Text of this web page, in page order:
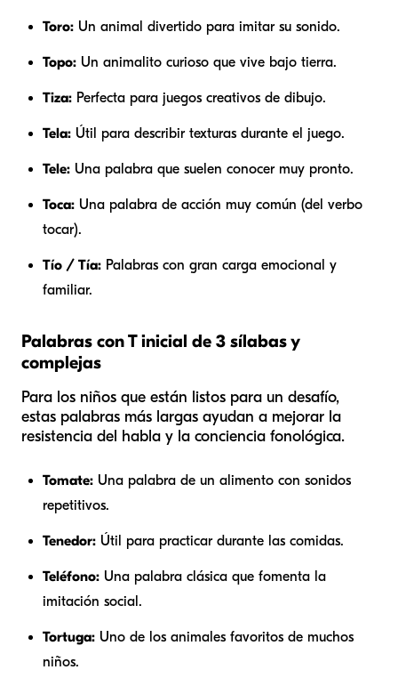
Toro: Un animal divertido para imitar su sonido.
Topo: Un animalito curioso que vive bajo tierra.
Tiza: Perfecta para juegos creativos de dibujo.
Tela: Útil para describir texturas durante el juego.
Tele: Una palabra que suelen conocer muy pronto.
Toca: Una palabra de acción muy común (del verbo
tocar).
Tío / Tía: Palabras con gran carga emocional y
familiar.
Palabras con T inicial de 3 sílabas y
complejas
Para los niños que están listos para un desafío,
estas palabras más largas ayudan a mejorar la
resistencia del habla y la conciencia fonológica.
Tomate: Una palabra de un alimento con sonidos
repetitivos.
Tenedor: Útil para practicar durante las comidas.
Teléfono: Una palabra clásica que fomenta la
imitación social.
Tortuga: Uno de los animales favoritos de muchos
niños.